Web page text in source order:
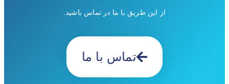
از این طریق با ما در تماس باشید.
تماس با ما